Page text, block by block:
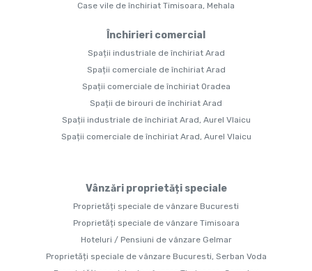
Case vile de închiriat Timisoara, Mehala
Închirieri comercial
Spații industriale de închiriat Arad
Spații comerciale de închiriat Arad
Spații comerciale de închiriat Oradea
Spații de birouri de închiriat Arad
Spații industriale de închiriat Arad, Aurel Vlaicu
Spații comerciale de închiriat Arad, Aurel Vlaicu
Vânzări proprietăți speciale
Proprietăți speciale de vânzare Bucuresti
Proprietăți speciale de vânzare Timisoara
Hoteluri / Pensiuni de vânzare Gelmar
Proprietăți speciale de vânzare Bucuresti, Serban Voda